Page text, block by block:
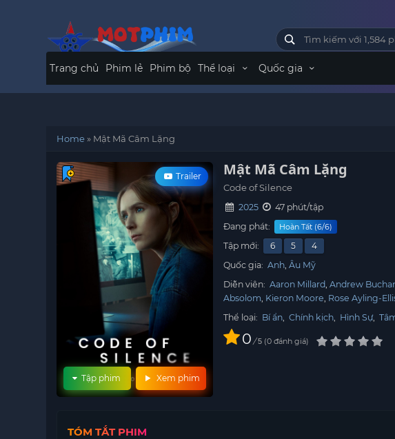
Trang chủ Phim lẻ Phim bộ Thể loại Quốc gia
Home» Mật Mã Câm Lặng
Trailer
Xem phim
Tập phim
Mật Mã Câm Lặng
Code of Silence
2025
47 phút/tập
Đang phát:
Hoàn Tất (6/6)
Tập mới: 6 5
4
Quốc gia: Anh Âu Mỹ
Diễn viên: Aaron Millard Andrew
Absolom Kieron Moore Rose Ayling-
Thể loại: Bí ẩn, Chính kịch, Hình Sự,
0 / 5 0 đánh giá
TÓM TẮT PHIM